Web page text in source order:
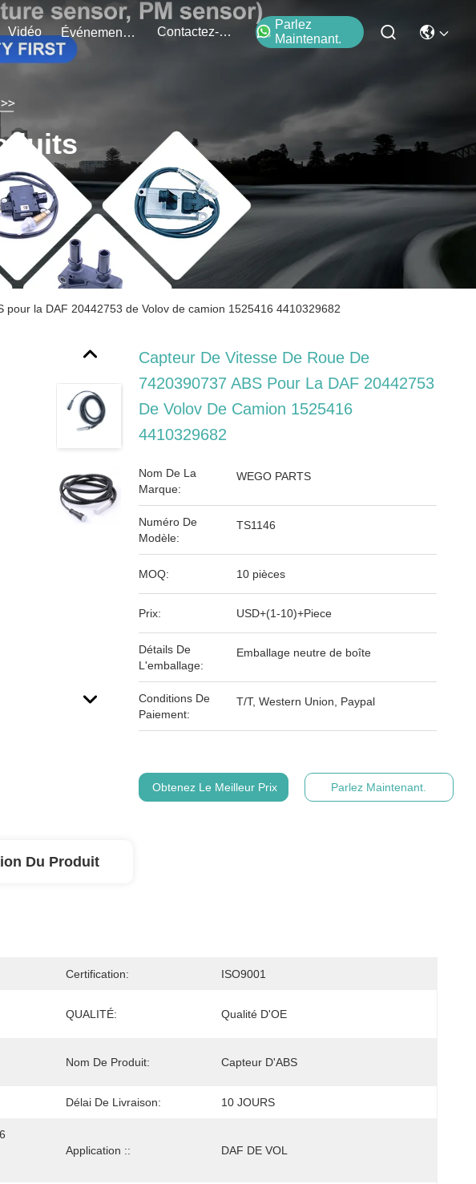
Vidéo Événements Contactez-Nous
Parlez
Maintenant.
la DAF 20442753 de Volov de camion 1525416 4410329682
Capteur De Vitesse De Roue De
7420390737 ABS Pour La DAF 20442753
De Volov De Camion 1525416
4410329682
Nom De La
Marque:
WEGO PARTS
Numéro De
Modèle:
TS1146
MOQ: 10 pièces
Prix: USD+(1-10)+Piece
Détails De
L'emballage:
Emballage neutre de boîte
Conditions De
Paiement:
T/T, Western Union, Paypal
Obtenez Le Meilleur Prix Parlez Maintenant.
Du Produit
Certification: ISO9001
QUALITÉ: Qualité D'OE
Nom De Produit: Capteur D'ABS
Délai De Livraison: 10 JOURS
Application :: DAF DE VOL